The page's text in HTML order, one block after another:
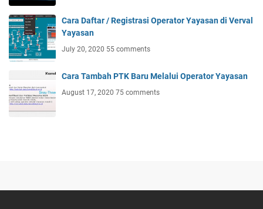
Cara Daftar / Registrasi Operator Yayasan di Verval
Yayasan
July 20, 2020 55 comments
Cara Tambah PTK Baru Melalui Operator Yayasan
August 17, 2020 75 comments